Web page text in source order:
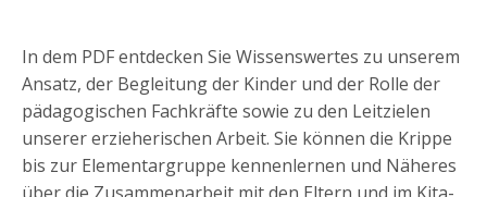
In dem PDF entdecken Sie Wissenswertes zu unserem
Ansatz, der Begleitung der Kinder und der Rolle der
pädagogischen Fachkräfte sowie zu den Leitzielen
unserer erzieherischen Arbeit. Sie können die Krippe
bis zur Elementargruppe kennenlernen und Näheres